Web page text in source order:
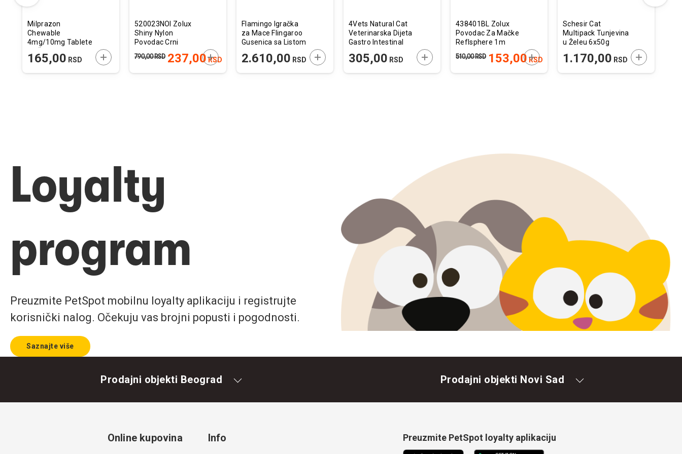
U KORPU
Milprazon
Chewable
4mg/10mg Tablete
Unutrašnjih
165,00 RSD DODAJTE U KORPU
520023NOI Zolux
Shiny Nylon
Povodac Crni
237,00RSD
790,00RSD DODAJTE U KORPU
Flamingo Igračka
za Mace Flingaroo
Gusenica sa Listom
2.610,00 RSD DODAJTE U KORPU
4Vets Natural Cat
Veterinarska Dijeta
Gastro Intestinal
305,00 RSD DODAJTE U KORPU
438401BL Zolux
Povodac Za Mačke
Reflsphere 1m
153,00 RSD
510,00RSD DODAJTE U KORPU
Schesir Cat
Multipack Tunjevina
u Želeu 6x50g
1.170,00 RSD DODAJTE U
Loyalty
program
Preuzmite PetSpot mobilnu loyalty aplikaciju i registrujte
korisnički nalog. Očekuju vas brojni popusti i pogodnosti.
Saznajte više
Prodajni objekti Beograd Prodajni objekti Novi Sad
Online kupovina Info Preuzmite PetSpot loyalty aplikaciju